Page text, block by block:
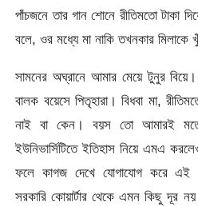
পাঁচজনে তার গান শোনে রীতিমতো টাকা
বলে, ওর মধ্যে মা নাকি তখনকার মিলাকে
সামনের অঘ্রানে আমার মেয়ে টুনুর
বালক বয়েসে পিতৃহারা। বিধবা মা,
নাই বা কেন। বয়স তো আমারই
ইউনিভার্সিটিতে ইতিহাস নিয়ে এমএ
ফলে কাগজ দেখে যোগাযোগ করে এই
সরকারি কোয়ার্টার থেকে এমন কিছু দূর